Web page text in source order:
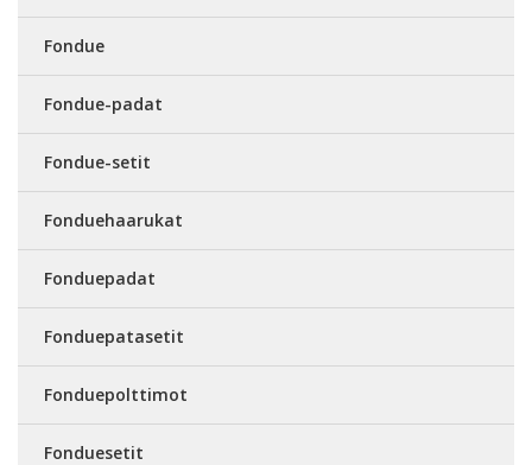
Fondue
Fondue-padat
Fondue-setit
Fonduehaarukat
Fonduepadat
Fonduepatasetit
Fonduepolttimot
Fonduesetit